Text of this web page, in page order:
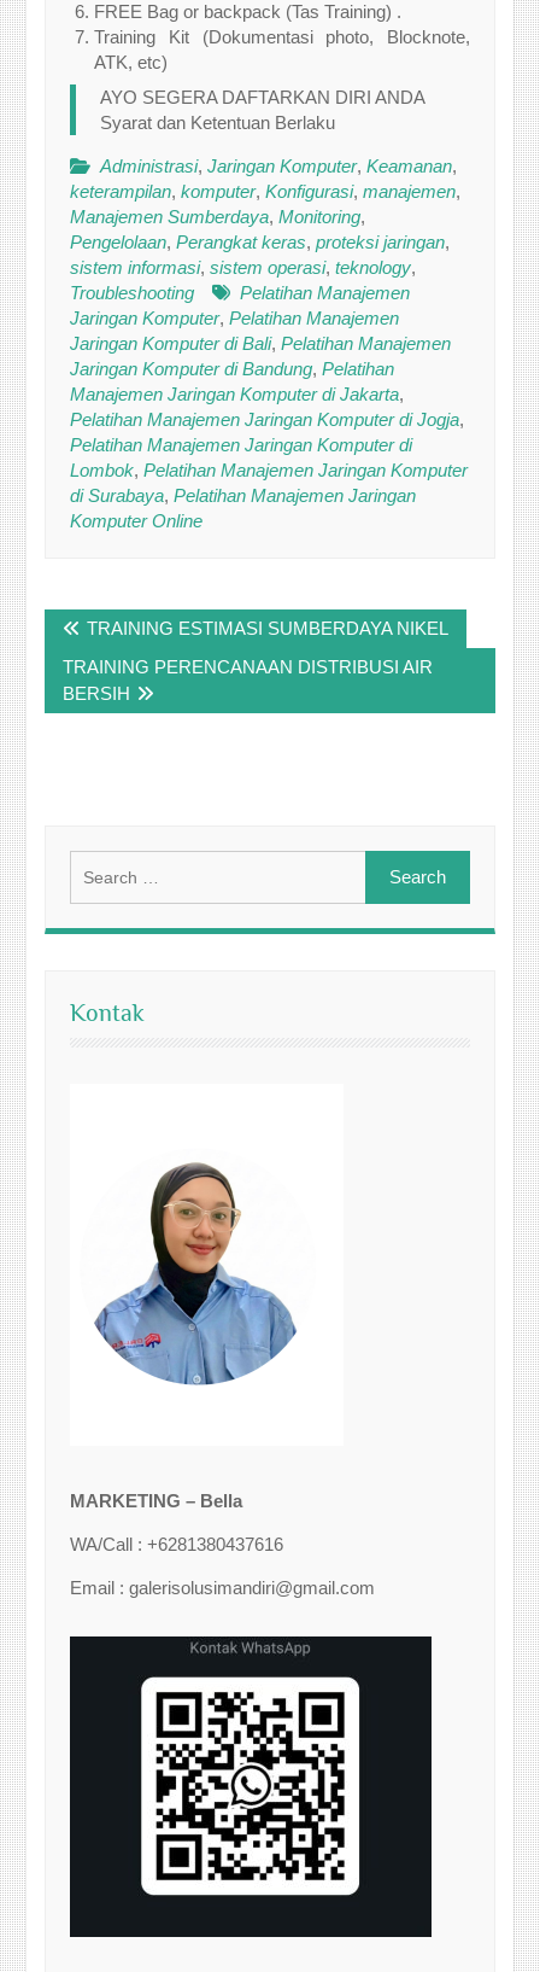
FREE Bag or backpack (Tas Training) .
Training Kit (Dokumentasi photo, Blocknote,
ATK, etc)
AYO SEGERA DAFTARKAN DIRI ANDA
Syarat dan Ketentuan Berlaku
Administrasi,Jaringan Komputer,Keamanan,
keterampilan,komputer,Konfigurasi,manajemen,
Manajemen Sumberdaya,Monitoring,
Pengelolaan,Perangkat keras,proteksi jaringan,
sistem informasi,sistem operasi,teknology,
Troubleshooting
Pelatihan Manajemen
Jaringan Komputer,Pelatihan Manajemen
Jaringan Komputer di Bali,Pelatihan Manajemen
Jaringan Komputer di Bandung,Pelatihan
Manajemen Jaringan Komputer di Jakarta,
Pelatihan Manajemen Jaringan Komputer di Jogja,
Pelatihan Manajemen Jaringan Komputer di
Lombok,Pelatihan Manajemen Jaringan Komputer
di Surabaya,Pelatihan Manajemen Jaringan
Komputer Online
navigation
TRAINING ESTIMASI SUMBERDAYA NIKEL
TRAINING PERENCANAAN DISTRIBUSI AIR
BERSIH
for:
Kontak
MARKETING – Bella
WA/Call : +6281380437616
Email : galerisolusimandiri@gmail.com